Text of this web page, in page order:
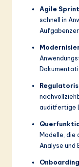
Agile
schnell in
auditfertige
Modelle, die
Analyse und